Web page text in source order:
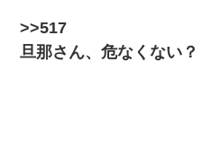
妻が亡くなったんだけど正直ガチで
>>517
旦那さん、危なくない？